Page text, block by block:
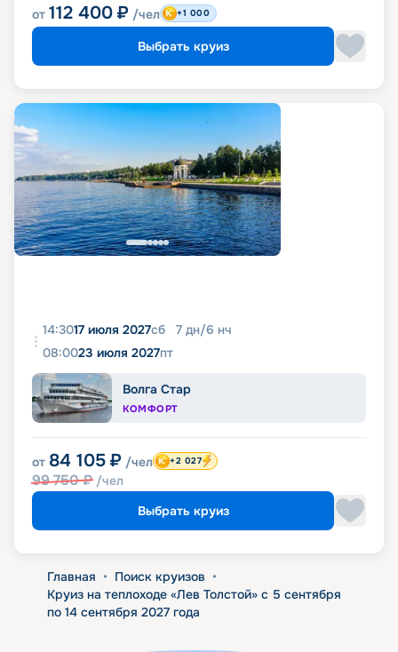
от 112 400 ₽ /чел +1 000
Выбрать круиз
14:3017 июля 2027сб 7 дн/6 нч
08:0023 июля 2027пт
Волга Стар
КОМФОРТ
от 84 105 ₽ /чел
99 750₽ /чел
+2 027
Выбрать круиз
Главная • Поиск круизов •
Круиз на теплоходе «Лев Толстой» с 5 сентября
по 14 сентября 2027 года